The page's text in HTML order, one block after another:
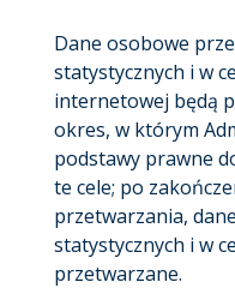
Dane osobowe
statystycznych i w
internetowej będą
okres, w którym
podstawy prawne
te cele; po
przetwarzania,
statystycznych i w
przetwarzane.